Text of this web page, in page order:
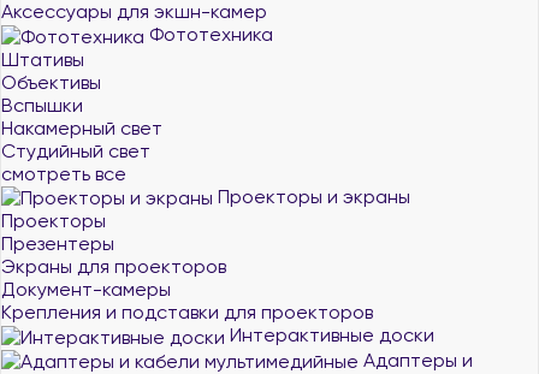
Аксессуары для экшн-камер
Фототехника
Штативы
Объективы
Вспышки
Накамерный свет
Студийный свет
смотреть все
Проекторы и экраны
Проекторы
Презентеры
Экраны для проекторов
Документ-камеры
Крепления и подставки для проекторов
Интерактивные доски
Адаптеры и